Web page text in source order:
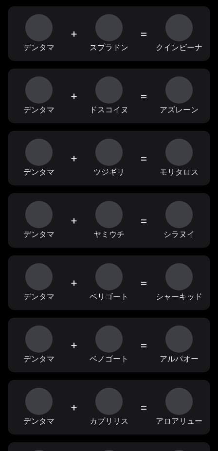
デンタマ
+
スプラドン
=
クインビーナ
デンタマ
+
ドスコイヌ
=
アズレーン
デンタマ
+
ツジギリ
=
モリタロス
デンタマ
+
ヤミウチ
=
シラヌイ
デンタマ
+
ベリゴート
=
シャーキッド
デンタマ
+
ベノゴート
=
アルパオー
デンタマ
+
カプリリス
=
アロアリュー